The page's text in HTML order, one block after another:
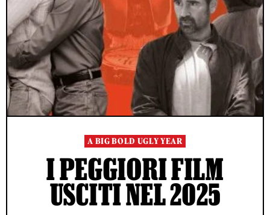
A BIG BOLD UGLY YEAR
I PEGGIORI FILM
USCITI NEL 2025